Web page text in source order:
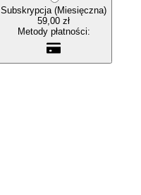
Subskrypcja(Miesięczna)
59,00 zł
Metody płatności: